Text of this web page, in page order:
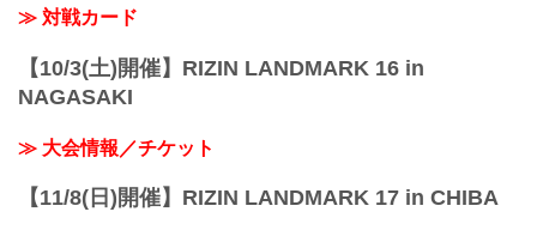
≫ 対戦カード
【10/3(土)開催】RIZIN LANDMARK 16 in
NAGASAKI
≫ 大会情報／チケット
【11/8(日)開催】RIZIN LANDMARK 17 in CHIBA